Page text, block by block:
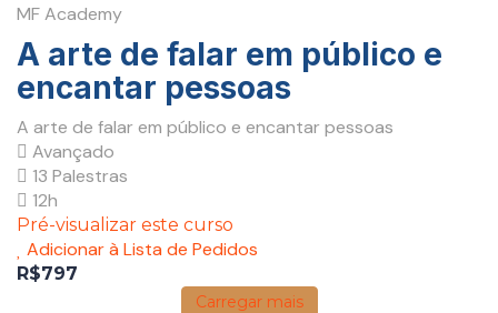
MF Academy
A arte de falar em público e
encantar pessoas
A arte de falar em público e encantar pessoas
Avançado
13 Palestras
12h
Pré-visualizar este curso
Adicionar à Lista de Pedidos
R$797
Carregar mais